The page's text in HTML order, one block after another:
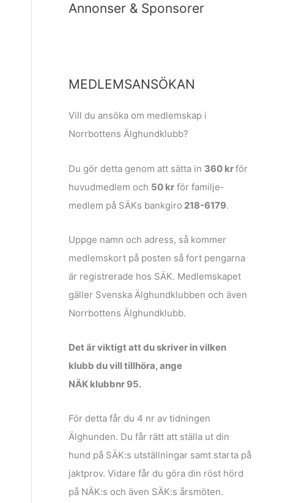
Annonser & Sponsorer
MEDLEMSANSÖKAN
Vill du ansöka om medlemskap i
Norrbottens Älghundklubb?
Du gör detta genom att sätta in 360 krför
huvudmedlem och 50 kr för familje­
medlem på SÄKs bankgiro 218-6179.
Uppge namn och adress, så kommer
medlemskort på posten så fort pengarna
är registrerade hos SÄK. Medlemskapet
gäller Svenska Älghundklubben och även
Norrbottens Älghundklubb.
Det är viktigt att du skriver in vilken
klubb du vill tillhöra, ange
NÄK klubbnr 95.
För detta får du 4 nr av tidningen
Älghunden. Du får rätt att ställa ut din
hund på SÄK:s utställningar samt starta på
jaktprov. Vidare får du göra din röst hörd
på NÄK:s och även SÄK:s årsmöten.